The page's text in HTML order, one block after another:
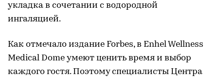
укладка в сочетании с водородной
ингаляцией.
Как отмечало издание Forbes, в Enhel Wellness
Medical Dome умеют ценить время и выбор
каждого гостя. Поэтому специалисты Центра